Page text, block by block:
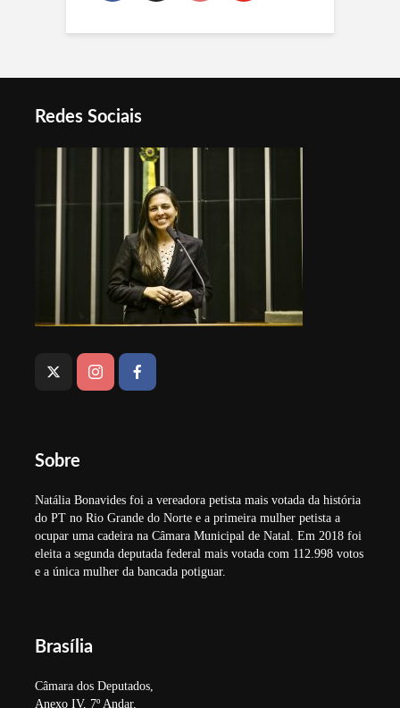
Redes Sociais
Sobre
Natália Bonavides foi a vereadora petista mais votada da história
do PT no Rio Grande do Norte e a primeira mulher petista a
ocupar uma cadeira na Câmara Municipal de Natal. Em 2018 foi
eleita a segunda deputada federal mais votada com 112.998 votos
e a única mulher da bancada potiguar.
Brasília
Câmara dos Deputados,
Anexo IV, 7º Andar,